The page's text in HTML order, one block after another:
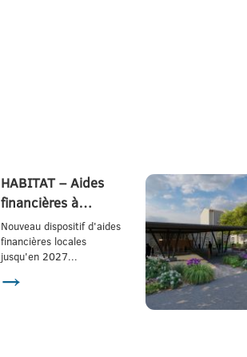
HABITAT – Aides
financières à…
Nouveau dispositif d'aides
financières locales
jusqu'en 2027...
→